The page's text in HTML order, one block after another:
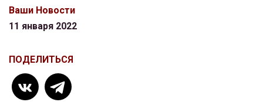
Ваши Новости
11 января 2022
ПОДЕЛИТЬСЯ